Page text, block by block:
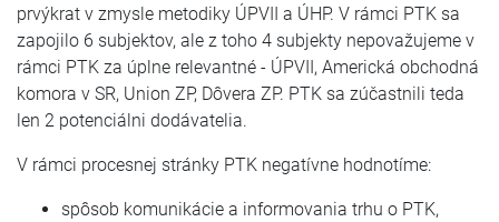
prvýkrat v zmysle metodiky ÚPVII a ÚHP. V rámci PTK sa
zapojilo 6 subjektov, ale z toho 4 subjekty nepovažujeme v
rámci PTK za úplne relevantné - ÚPVII, Americká obchodná
komora v SR, Union ZP, Dôvera ZP. PTK sa zúčastnili teda
len 2 potenciálni dodávatelia.
V rámci procesnej stránky PTK negatívne hodnotíme:
spôsob komunikácie a informovania trhu o PTK,